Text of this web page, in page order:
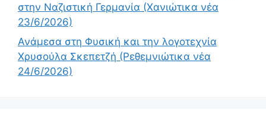
στην Ναζιστική Γερμανία (Χανιώτικα νέα
23/6/2026)
Ανάμεσα στη Φυσική και την λογοτεχνία
Χρυσούλα Σκεπετζή (Ρεθεμνιώτικα νέα
24/6/2026)